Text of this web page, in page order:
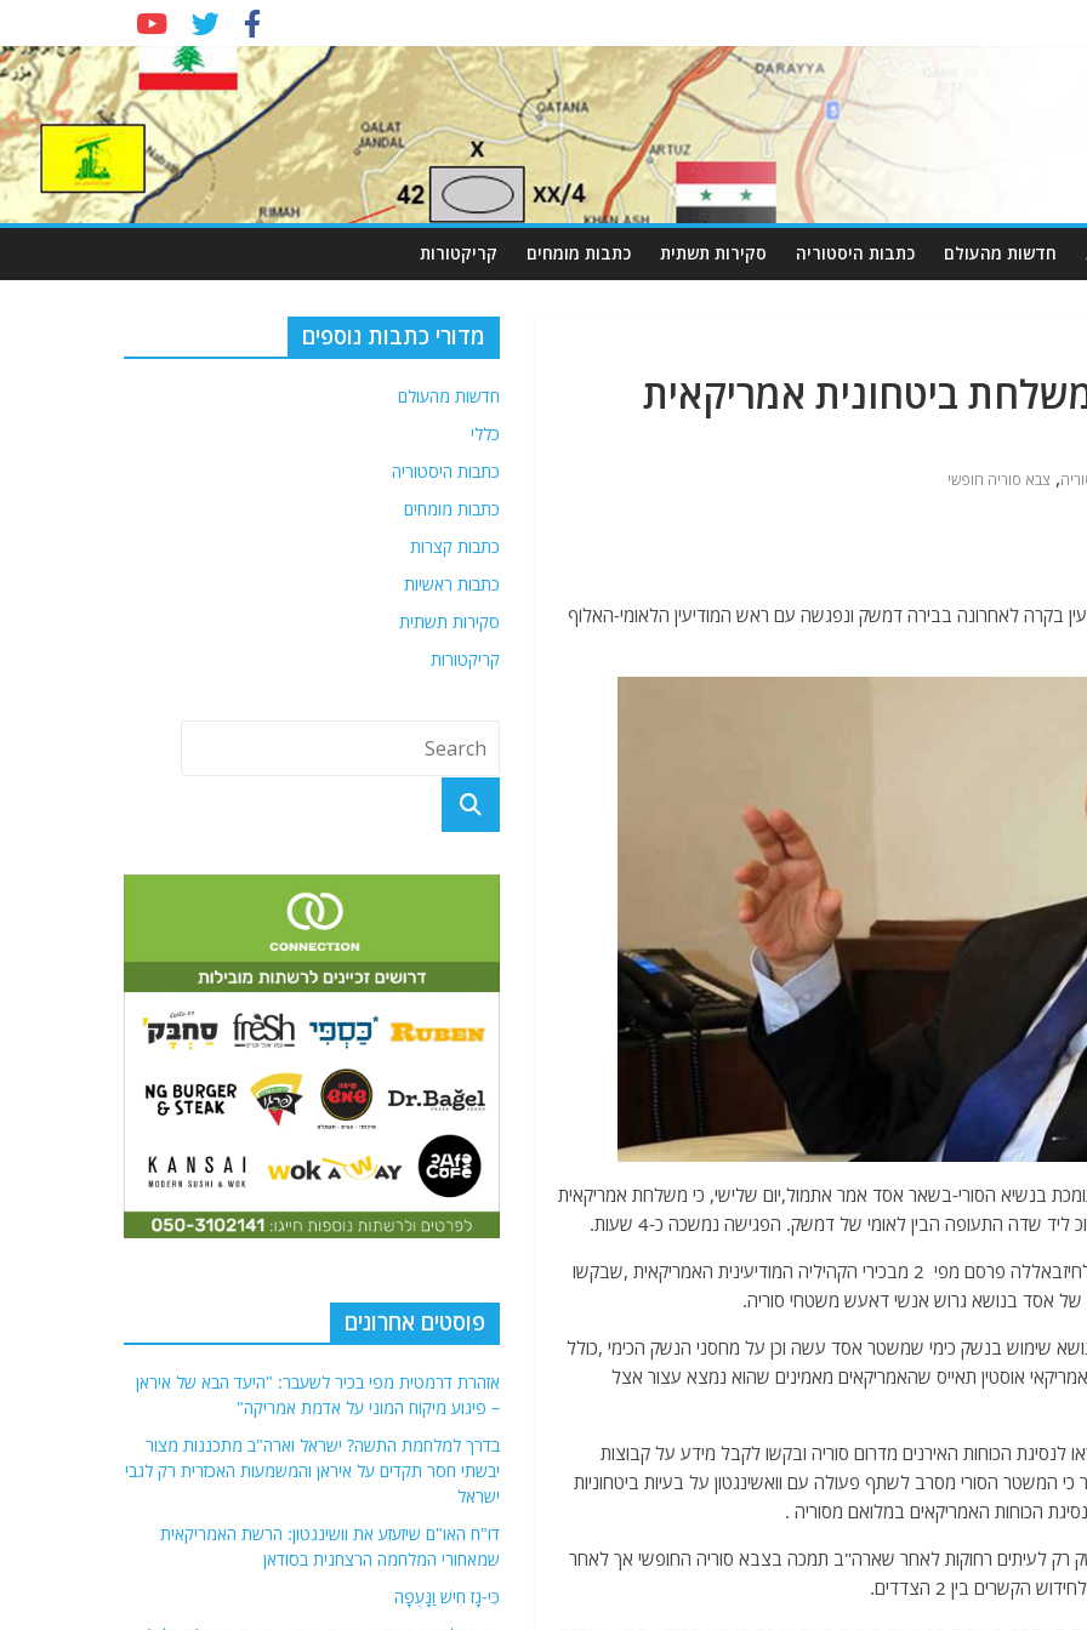
חדשות מהעולם כתבות היסטוריה סקירות תשתית כתבות מומחים קריקטורות
ביטחונית אמריקאית
, צבא סוריה חופשי
בקרה לאחרונה בבירה דמשק ונפגשה עם ראש המודיעין הלאומי-האלוף
בנשיא הסורי-בשאר אסד אמר אתמול,יום שלישי, כי משלחת אמריקאית
שדה התעופה הבין לאומי של דמשק. הפגישה נמשכה כ-4 שעות.
רויטרס הוסיפה עוד כי העיתון אלאחבאר הלבנוני המקורב לחיזבאללה פרסם מפי 2 מבכירי הקהיליה המודיעינית האמריקאית ,שבקשו
אסד בנושא גרוש אנשי דאעש משטחי סוריה.
שימוש בנשק כימי שמשטר אסד עשה וכן על מחסני הנשק הכימי ,כולל
אוסטין תאייס שהאמריקאים מאמינים שהוא נמצא עצור אצל
לנסיגת הכוחות האירנים מדרום סוריה ובקשו לקבל מידע על קבוצות
המשטר הסורי מסרב לשתף פעולה עם וואשינגטון על בעיות ביטחוניות
בדמשק רק לעיתים רחוקות לאחר שארה"ב תמכה בצבא סוריה החופשי אך לאחר
בין 2 הצדדים.
מדורי כתבות נוספים
חדשות מהעולם
כללי
כתבות היסטוריה
כתבות מומחים
כתבות קצרות
כתבות ראשיות
סקירות תשתית
קריקטורות
פוסטים אחרונים
אזהרת דרמטית מפי בכיר לשעבר: "היעד הבא של איראן
– פיגוע מיקוח המוני על אדמת אמריקה"
בדרך למלחמת התשה? ישראל וארה"ב מתכננות מצור
יבשתי חסר תקדים על איראן והמשמעות האכזרית רק לגבי
ישראל
דו"ח האו"ם שיזעזע את וושינגטון: הרשת האמריקאית
שמאחורי המלחמה הרצחנית בסודאן
כִּי-גָז חִישׁ וַנָּעֻפָה